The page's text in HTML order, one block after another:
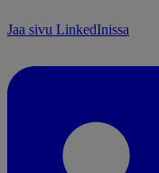
Jaa sivu LinkedInissa